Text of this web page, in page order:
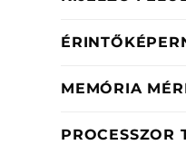
MEMÓRIA
PROCESSZOR